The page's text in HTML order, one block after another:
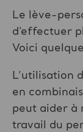
Le lève-
d’effectuer
Voici
L’utilisation
en
peut aider à
travail du